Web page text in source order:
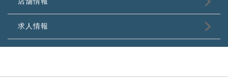
求人情報